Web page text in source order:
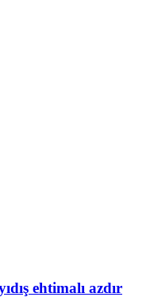
ehtimalı azdır